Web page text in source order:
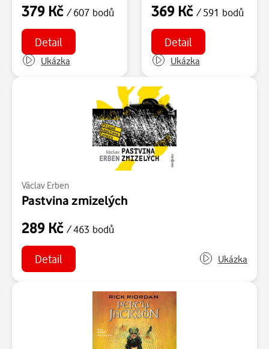
379 Kč / 607 bodů
Detail
Ukázka
369 Kč / 591 bodů
Detail
Ukázka
Václav Erben
Pastvina zmizelých
289 Kč / 463 bodů
Detail Ukázka